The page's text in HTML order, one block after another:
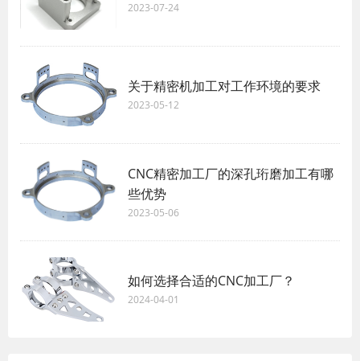
2023-07-24
关于精密机加工对工作环境的要求
2023-05-12
CNC精密加工厂的深孔珩磨加工有哪
些优势
2023-05-06
如何选择合适的CNC加工厂？
2024-04-01